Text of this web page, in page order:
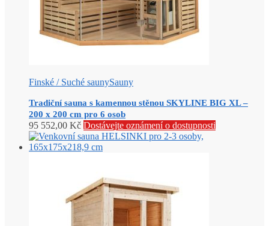
Finské / Suché saunySauny
Tradiční sauna s kamennou stěnou SKYLINE BIG XL –
200 x 200 cm pro 6 osob
95 552,00 Kč Dostávejte oznámení o dostupnosti